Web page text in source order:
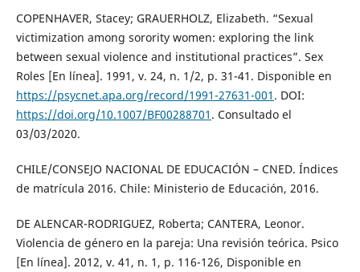
COPENHAVER, Stacey; GRAUERHOLZ, Elizabeth. “Sexual
victimization among sorority women: exploring the link
between sexual violence and institutional practices”. Sex
Roles [En línea]. 1991, v. 24, n. 1/2, p. 31-41. Disponible en
https://psycnet.apa.org/record/1991-27631-001 . DOI:
https://doi.org/10.1007/BF00288701 . Consultado el
03/03/2020.
CHILE/CONSEJO NACIONAL DE EDUCACIÓN – CNED. Índices
de matrícula 2016. Chile: Ministerio de Educación, 2016.
DE ALENCAR-RODRIGUEZ, Roberta; CANTERA, Leonor.
Violencia de género en la pareja: Una revisión teórica. Psico
[En línea]. 2012, v. 41, n. 1, p. 116-126, Disponible en